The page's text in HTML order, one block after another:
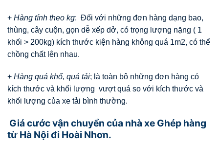
+ Hàng tính theo kg: Đối với những đơn hàng dạng bao,
thùng, cây cuộn, gọn dễ xếp dở, có trọng lượng nặng ( 1
khối > 200kg) kích thước kiện hàng không quá 1m2, có thể
chồng chất lên nhau.
+ Hàng quá khổ, quá tải; là toàn bộ những đơn hàng có
kích thước và khối lượng vượt quá so với kích thước và
khối lượng của xe tải bình thường.
Giá cước vận chuyển của nhà xe Ghép hàng
từ Hà Nội đi Hoài Nhơn.